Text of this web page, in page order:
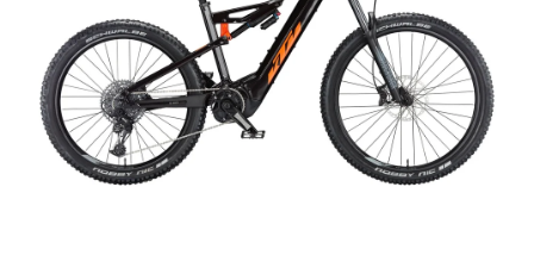
Doprava a platba
Reklamace Splátkový prodej